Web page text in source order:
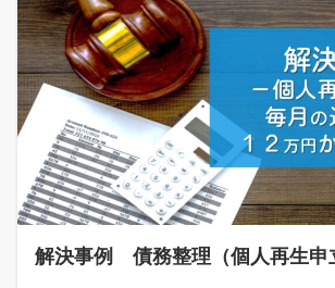
解決事例 債務整理（個人再生申